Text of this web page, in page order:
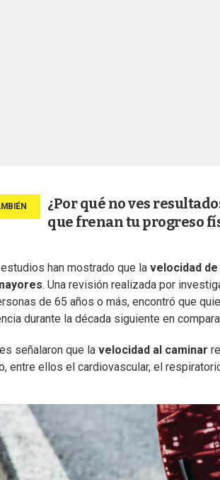
¿Por qué no ves
que frenan tu progreso
han mostrado que la velocidad
. Una revisión realizada por
de 65 años o más, encontró que
durante la década siguiente en
señalaron que la velocidad al caminar
entre ellos el cardiovascular, el